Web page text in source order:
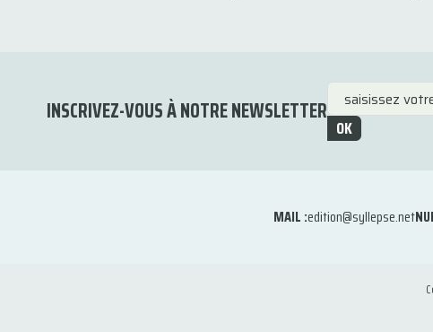
INSCRIVEZ-VOUS À NOTRE NEWSLETTER
OK
MAIL :edition@syllepse.net